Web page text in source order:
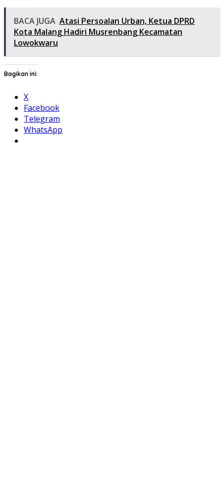
BACA JUGA Atasi Persoalan Urban, Ketua DPRD
Kota Malang Hadiri Musrenbang Kecamatan
Lowokwaru
Bagikan ini:
X
Facebook
Telegram
WhatsApp